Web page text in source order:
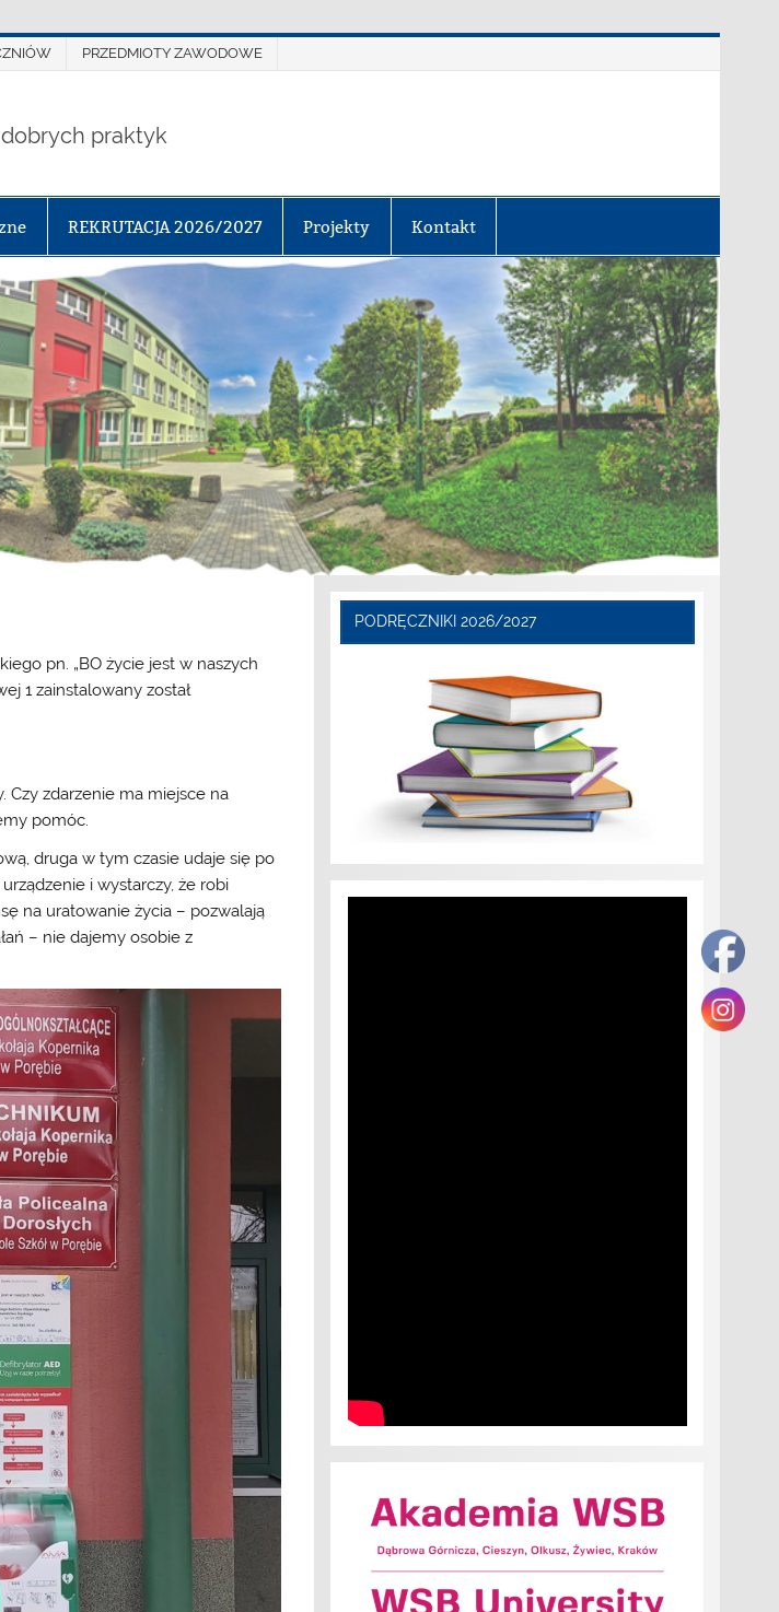
PRZEDMIOTY ZAWODOWE
dobrych praktyk
REKRUTACJA 2026/2027 Projekty Kontakt
pn. „BO życie jest w naszych
1 zainstalowany został
Czy zdarzenie ma miejsce na
pomóc.
druga w tym czasie udaje się po
i wystarczy, że robi
na uratowanie życia – pozwalają
– nie dajemy osobie z
PODRĘCZNIKI 2026/2027